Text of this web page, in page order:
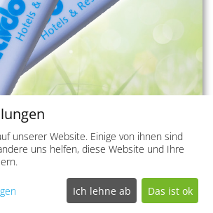
- FEUERZEUG
Feuer Ihrer Abenteuerlust mit unserem
Travdo-Feuerzeug!
unserer Website. Einige von ihnen sind
uns helfen, diese Website und Ihre
Ich lehne ab Das ist ok